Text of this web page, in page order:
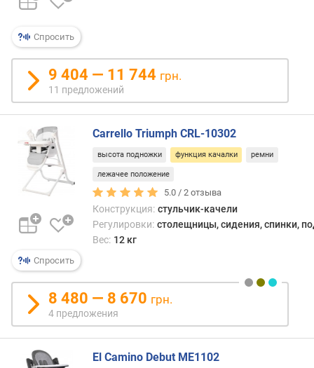
Вам
л
р
н
с
о
т
д
ш
е
в
х
к
д
о
р
о
и
Спросить
9 404 — 11 744 грн.
11 предложений
Спросить
Carrello Triumph CRL-10302
высота подножки функция качалки ремни
лежачее положение
5.0 /2 отзыва
Конструкция: стульчик-качели
Регулировки: столещницы, сидения, спинки,
Вес: 12 кг
8 480 — 8 670 грн.
4 предложения
El Camino Debut ME1102